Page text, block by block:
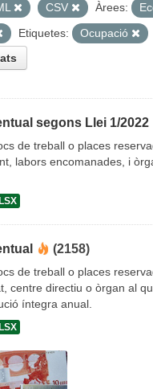
CSV Àrees:
Etiquetes: Ocupació
segons Llei 1/2022
de treball o places
labors encomanades, i
(2158)
de treball o places
centre directiu o òrgan al
íntegra anual.